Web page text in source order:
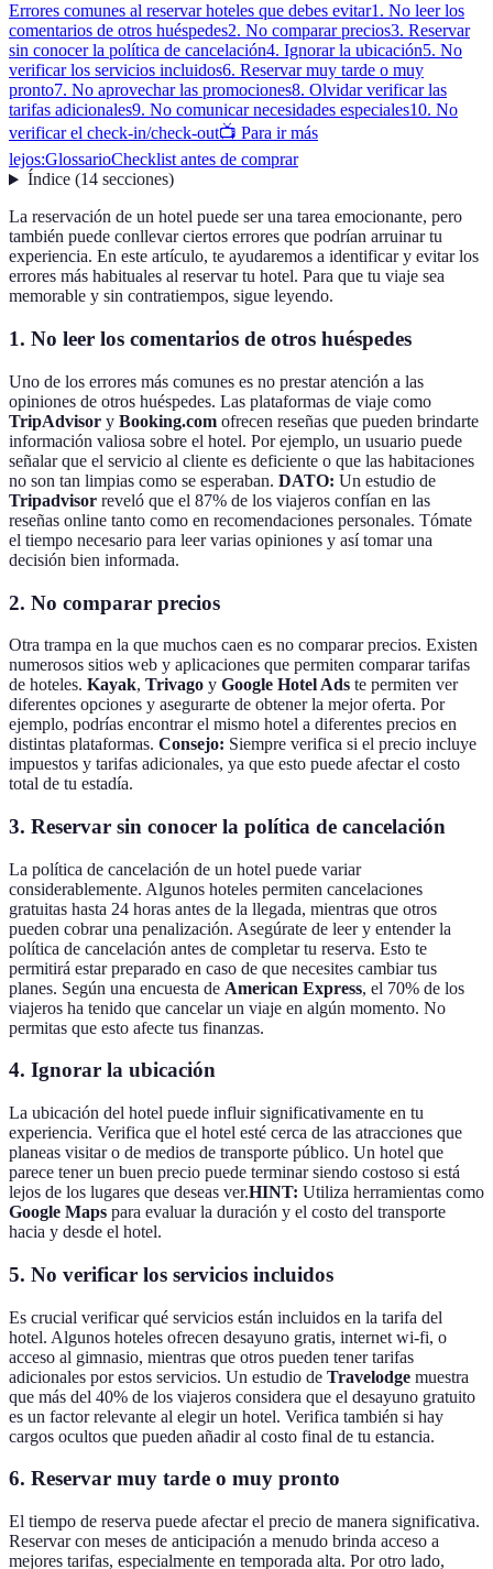
Errores comunes al reservar hoteles que debes evitar1. No leer los
comentarios de otros huéspedes2. No comparar precios3. Reservar
sin conocer la política de cancelación4. Ignorar la ubicación5. No
verificar los servicios incluidos6. Reservar muy tarde o muy
pronto7. No aprovechar las promociones8. Olvidar verificar las
tarifas adicionales9. No comunicar necesidades especiales10. No
verificar el check-in/check-out📺 Para ir más
lejos:GlossarioChecklist antes de comprar
Índice(14 secciones)
La reservación de un hotel puede ser una tarea emocionante, pero
también puede conllevar ciertos errores que podrían arruinar tu
experiencia. En este artículo, te ayudaremos a identificar y evitar los
errores más habituales al reservar tu hotel. Para que tu viaje sea
memorable y sin contratiempos, sigue leyendo.
1. No leer los comentarios de otros huéspedes
Uno de los errores más comunes es no prestar atención a las
opiniones de otros huéspedes. Las plataformas de viaje como
TripAdvisor y Booking.com ofrecen reseñas que pueden brindarte
información valiosa sobre el hotel. Por ejemplo, un usuario puede
señalar que el servicio al cliente es deficiente o que las habitaciones
no son tan limpias como se esperaban. DATO: Un estudio de
Tripadvisor reveló que el 87% de los viajeros confían en las
reseñas online tanto como en recomendaciones personales. Tómate
el tiempo necesario para leer varias opiniones y así tomar una
decisión bien informada.
2. No comparar precios
Otra trampa en la que muchos caen es no comparar precios. Existen
numerosos sitios web y aplicaciones que permiten comparar tarifas
de hoteles. Kayak, Trivago y Google Hotel Ads te permiten ver
diferentes opciones y asegurarte de obtener la mejor oferta. Por
ejemplo, podrías encontrar el mismo hotel a diferentes precios en
distintas plataformas. Consejo: Siempre verifica si el precio incluye
impuestos y tarifas adicionales, ya que esto puede afectar el costo
total de tu estadía.
3. Reservar sin conocer la política de cancelación
La política de cancelación de un hotel puede variar
considerablemente. Algunos hoteles permiten cancelaciones
gratuitas hasta 24 horas antes de la llegada, mientras que otros
pueden cobrar una penalización. Asegúrate de leer y entender la
política de cancelación antes de completar tu reserva. Esto te
permitirá estar preparado en caso de que necesites cambiar tus
planes. Según una encuesta de American Express, el 70% de los
viajeros ha tenido que cancelar un viaje en algún momento. No
permitas que esto afecte tus finanzas.
4. Ignorar la ubicación
La ubicación del hotel puede influir significativamente en tu
experiencia. Verifica que el hotel esté cerca de las atracciones que
planeas visitar o de medios de transporte público. Un hotel que
parece tener un buen precio puede terminar siendo costoso si está
lejos de los lugares que deseas ver.HINT: Utiliza herramientas como
Google Maps para evaluar la duración y el costo del transporte
hacia y desde el hotel.
5. No verificar los servicios incluidos
Es crucial verificar qué servicios están incluidos en la tarifa del
hotel. Algunos hoteles ofrecen desayuno gratis, internet wi-fi, o
acceso al gimnasio, mientras que otros pueden tener tarifas
adicionales por estos servicios. Un estudio de Travelodge muestra
que más del 40% de los viajeros considera que el desayuno gratuito
es un factor relevante al elegir un hotel. Verifica también si hay
cargos ocultos que pueden añadir al costo final de tu estancia.
6. Reservar muy tarde o muy pronto
El tiempo de reserva puede afectar el precio de manera significativa.
Reservar con meses de anticipación a menudo brinda acceso a
mejores tarifas, especialmente en temporada alta. Por otro lado,